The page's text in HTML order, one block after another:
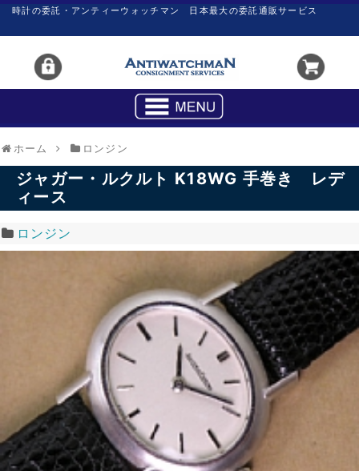
時計の委託・アンティーウォッチマン 日本最大の委託通販サービス
ホーム ロンジン
ジャガー・ルクルト K18WG 手巻き レデ
ィース
ロンジン